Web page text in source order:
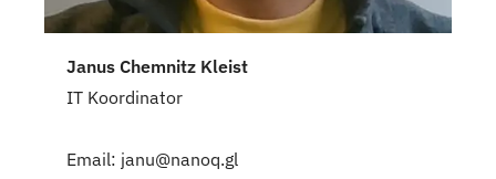
Janus Chemnitz Kleist
IT Koordinator
Email: janu@nanoq.gl